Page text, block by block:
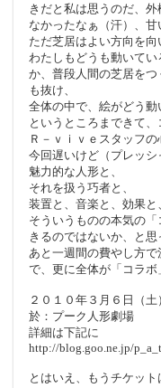
きだと私は思うのだ、
なかったなぁ（汗）、甘
ただ芝居はよい方向を向
わたしもどうも動いて
か、普段人間の芝居を
も抜け、
全体の中で、絵がどう
というところまできて
Ｒ－ｖｉｖｅスタッフ
今回遅いけど（プレッシ
魅力的な人形と、
それを扱う巧者と、
装置と、音楽と、効果
そういうものの本気の
きるのではないか、と
あと一週間の費やし方
で、更に全体が「コラ
２０１０年３月６日（
於：プーク人形劇場
詳細は下記に
http://blog.goo.ne.jp/
とはいえ、もうチケッ